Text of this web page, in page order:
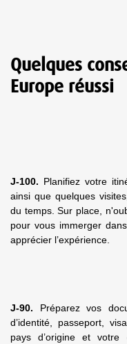
Quelques
Europe réussi
J-100. Planifiez votre
ainsi que quelques
du temps. Sur place,
pour vous immerger
apprécier l’expérience.
J-90. Préparez vos
d’identité, passeport,
pays d’origine et votre